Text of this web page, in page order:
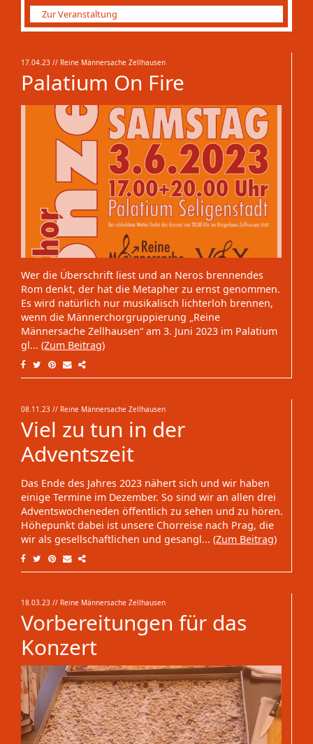
Zur Veranstaltung
17.04.23 // Reine Männersache Zellhausen
Palatium On Fire
Wer die Überschrift liest und an Neros brennendes
Rom denkt, der hat die Metapher zu ernst genommen.
Es wird natürlich nur musikalisch lichterloh brennen,
wenn die Männerchorgruppierung „Reine
Männersache Zellhausen“ am 3. Juni 2023 im Palatium
gl... (Zum Beitrag)
08.11.23 // Reine Männersache Zellhausen
Viel zu tun in der
Adventszeit
Das Ende des Jahres 2023 nähert sich und wir haben
einige Termine im Dezember. So sind wir an allen drei
Adventswocheneden öffentlich zu sehen und zu hören.
Höhepunkt dabei ist unsere Chorreise nach Prag, die
wir als gesellschaftlichen und gesangl... (Zum Beitrag)
18.03.23 // Reine Männersache Zellhausen
Vorbereitungen für das
Konzert